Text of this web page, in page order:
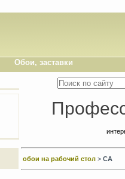
Обои, заставки
обои на рабочий стол > СА